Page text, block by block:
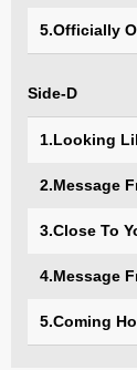
5.Officially
Side-D
1.Looking
2.Message
3.Close To
4.Message
5.Coming